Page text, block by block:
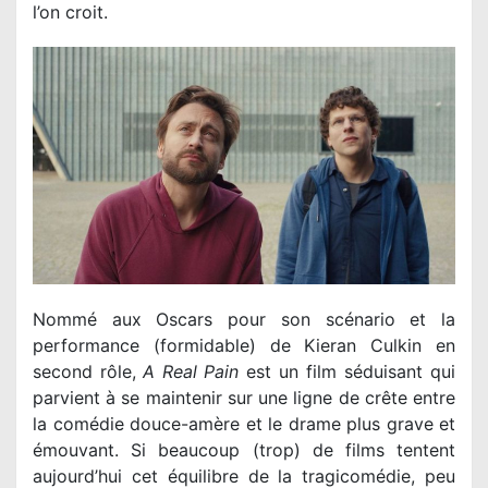
l’on croit.
Nommé aux Oscars pour son scénario et la
performance (formidable) de Kieran Culkin en
second rôle, A Real Pain est un film séduisant qui
parvient à se maintenir sur une ligne de crête entre
la comédie douce-amère et le drame plus grave et
émouvant. Si beaucoup (trop) de films tentent
aujourd’hui cet équilibre de la tragicomédie, peu